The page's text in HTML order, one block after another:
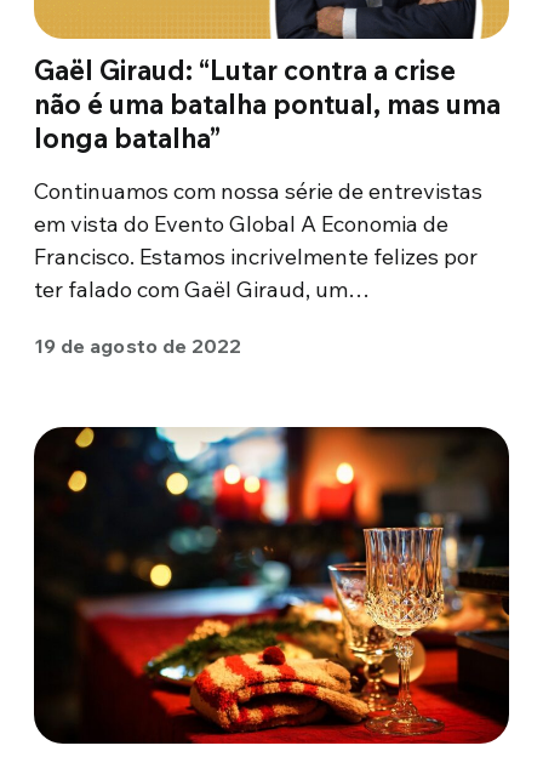
Gaël Giraud: “Lutar contra a crise
não é uma batalha pontual, mas uma
longa batalha”
Continuamos com nossa série de entrevistas
em vista do Evento Global A Economia de
Francisco. Estamos incrivelmente felizes por
ter falado com Gaël Giraud, um…
19 de agosto de 2022